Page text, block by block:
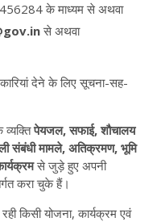
के माध्यम से अथवा
से अथवा
देने के लिए सूचना-सह-
पेयजल, सफाई, शौचालय
संबंधी मामले, अतिक्रमण, भूमि
से जुड़े हुए अपनी
करा चुके हैं।
किसी योजना, कार्यक्रम एवं